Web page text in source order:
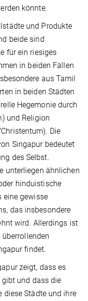
könnte.
und Produkte
beide sind
für ein riesiges
in beiden Fällen
aus Tamil
in beiden Städten
Hegemonie durch
und Religion
Die
Singapur bedeutet
des Selbst.
unterliegen ähnlichen
hinduistische
eine gewisse
das insbesondere
wird. Allerdings ist
findet.
zeigt, dass es
und dass die
diese Städte und ihre